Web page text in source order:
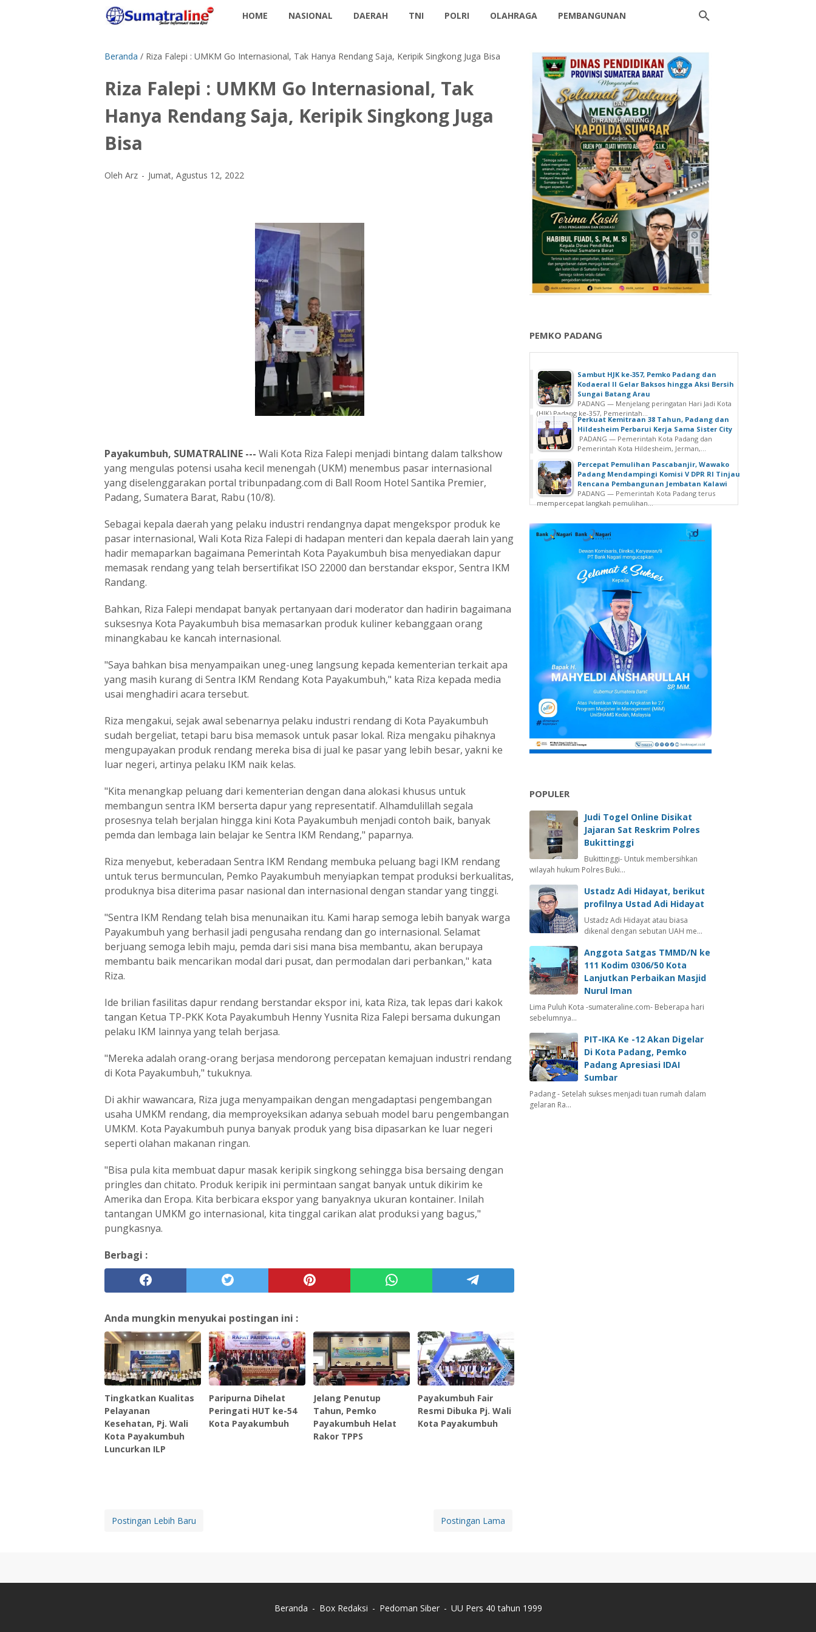
HOME NASIONAL DAERAH TNI POLRI OLAHRAGA PEMBANGUNAN
Beranda / Riza Falepi : UMKM Go Internasional, Tak Hanya Rendang Saja, Keripik Singkong Juga Bisa
Riza Falepi : UMKM Go Internasional, Tak
Hanya Rendang Saja, Keripik Singkong Juga
Bisa
Oleh Arz Jumat, Agustus 12, 2022
Payakumbuh, SUMATRALINE --- Wali Kota Riza Falepi menjadi bintang dalam talkshow
yang mengulas potensi usaha kecil menengah (UKM) menembus pasar internasional
yang diselenggarakan portal tribunpadang.com di Ball Room Hotel Santika Premier,
Padang, Sumatera Barat, Rabu (10/8).
Sebagai kepala daerah yang pelaku industri rendangnya dapat mengekspor produk ke
pasar internasional, Wali Kota Riza Falepi di hadapan menteri dan kepala daerah lain yang
hadir memaparkan bagaimana Pemerintah Kota Payakumbuh bisa menyediakan dapur
memasak rendang yang telah bersertifikat ISO 22000 dan berstandar ekspor, Sentra IKM
Randang.
Bahkan, Riza Falepi mendapat banyak pertanyaan dari moderator dan hadirin bagaimana
suksesnya Kota Payakumbuh bisa memasarkan produk kuliner kebanggaan orang
minangkabau ke kancah internasional.
"Saya bahkan bisa menyampaikan uneg-uneg langsung kepada kementerian terkait apa
yang masih kurang di Sentra IKM Rendang Kota Payakumbuh," kata Riza kepada media
usai menghadiri acara tersebut.
Riza mengakui, sejak awal sebenarnya pelaku industri rendang di Kota Payakumbuh
sudah bergeliat, tetapi baru bisa memasok untuk pasar lokal. Riza mengaku pihaknya
mengupayakan produk rendang mereka bisa di jual ke pasar yang lebih besar, yakni ke
luar negeri, artinya pelaku IKM naik kelas.
"Kita menangkap peluang dari kementerian dengan dana alokasi khusus untuk
membangun sentra IKM berserta dapur yang representatif. Alhamdulillah segala
prosesnya telah berjalan hingga kini Kota Payakumbuh menjadi contoh baik, banyak
pemda dan lembaga lain belajar ke Sentra IKM Rendang," paparnya.
Riza menyebut, keberadaan Sentra IKM Rendang membuka peluang bagi IKM rendang
untuk terus bermunculan, Pemko Payakumbuh menyiapkan tempat produksi berkualitas,
produknya bisa diterima pasar nasional dan internasional dengan standar yang tinggi.
"Sentra IKM Rendang telah bisa menunaikan itu. Kami harap semoga lebih banyak warga
Payakumbuh yang berhasil jadi pengusaha rendang dan go internasional. Selamat
berjuang semoga lebih maju, pemda dari sisi mana bisa membantu, akan berupaya
membantu baik mencarikan modal dari pusat, dan permodalan dari perbankan," kata
Riza.
Ide brilian fasilitas dapur rendang berstandar ekspor ini, kata Riza, tak lepas dari kakok
tangan Ketua TP-PKK Kota Payakumbuh Henny Yusnita Riza Falepi bersama dukungan
pelaku IKM lainnya yang telah berjasa.
"Mereka adalah orang-orang berjasa mendorong percepatan kemajuan industri rendang
di Kota Payakumbuh," tukuknya.
Di akhir wawancara, Riza juga menyampaikan dengan mengadaptasi pengembangan
usaha UMKM rendang, dia memproyeksikan adanya sebuah model baru pengembangan
UMKM. Kota Payakumbuh punya banyak produk yang bisa dipasarkan ke luar negeri
seperti olahan makanan ringan.
"Bisa pula kita membuat dapur masak keripik singkong sehingga bisa bersaing dengan
pringles dan chitato. Produk keripik ini permintaan sangat banyak untuk dikirim ke
Amerika dan Eropa. Kita berbicara ekspor yang banyaknya ukuran kontainer. Inilah
tantangan UMKM go internasional, kita tinggal carikan alat produksi yang bagus,"
pungkasnya.
Berbagi :
Anda mungkin menyukai postingan ini :
Tingkatkan Kualitas
Pelayanan
Kesehatan, Pj. Wali
Kota Payakumbuh
Luncurkan ILP
Paripurna Dihelat
Peringati HUT ke-54
Kota Payakumbuh
Jelang Penutup
Tahun, Pemko
Payakumbuh Helat
Rakor TPPS
Payakumbuh Fair
Resmi Dibuka Pj. Wali
Kota Payakumbuh
Postingan Lebih Baru Postingan Lama
PEMKO PADANG
Sambut HJK ke-357, Pemko Padang dan
Kodaeral II Gelar Baksos hingga Aksi Bersih
Sungai Batang Arau
PADANG — Menjelang peringatan Hari Jadi Kota
(HJK) Padang ke-357, Pemerintah...
Perkuat Kemitraan 38 Tahun, Padang dan
Hildesheim Perbarui Kerja Sama Sister City
PADANG — Pemerintah Kota Padang dan
Pemerintah Kota Hildesheim, Jerman,...
Percepat Pemulihan Pascabanjir, Wawako
Padang Mendampingi Komisi V DPR RI Tinjau
Rencana Pembangunan Jembatan Kalawi
PADANG — Pemerintah Kota Padang terus
mempercepat langkah pemulihan...
POPULER
Judi Togel Online Disikat
Jajaran Sat Reskrim Polres
Bukittinggi
Bukittinggi- Untuk membersihkan
wilayah hukum Polres Buki…
Ustadz Adi Hidayat, berikut
profilnya Ustad Adi Hidayat
Ustadz Adi Hidayat atau biasa
dikenal dengan sebutan UAH me…
Anggota Satgas TMMD/N ke
111 Kodim 0306/50 Kota
Lanjutkan Perbaikan Masjid
Nurul Iman
Lima Puluh Kota -sumateraline.com- Beberapa hari
sebelumnya…
PIT-IKA Ke -12 Akan Digelar
Di Kota Padang, Pemko
Padang Apresiasi IDAI
Sumbar
Padang - Setelah sukses menjadi tuan rumah dalam
gelaran Ra…
Beranda Box Redaksi Pedoman Siber UU Pers 40 tahun 1999